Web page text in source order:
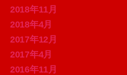
2018年11月
2018年4月
2017年12月
2017年4月
2016年11月